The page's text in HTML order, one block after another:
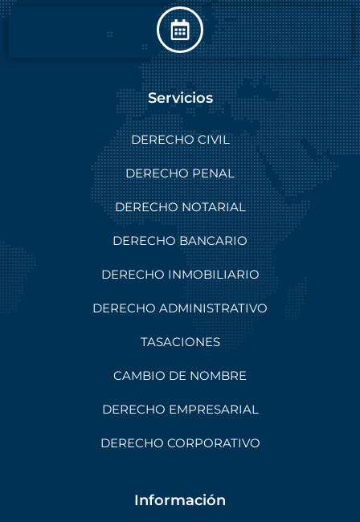
Servicios
DERECHO CIVIL
DERECHO PENAL
DERECHO NOTARIAL
DERECHO BANCARIO
DERECHO INMOBILIARIO
DERECHO ADMINISTRATIVO
TASACIONES
CAMBIO DE NOMBRE
DERECHO EMPRESARIAL
DERECHO CORPORATIVO
Información